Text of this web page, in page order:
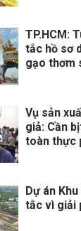
TP.HCM:
tắc hồ sơ
gạo thơm
Vụ sản
giả: Cần
toàn thực
Dự án
tắc vì giải